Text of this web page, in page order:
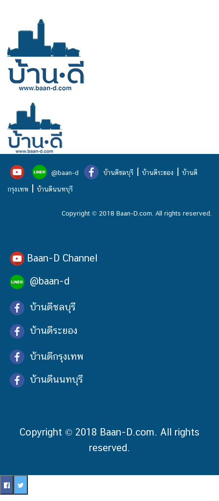
@baan-d บ้านดีชลบุรี | บ้านดีระยอง | บ้านดี
กรุงเทพ | บ้านดีนนทบุรี
Copyright © 2018 Baan-D.com. All rights reserved.
Baan-D Channel
@baan-d
บ้านดีชลบุรี
บ้านดีระยอง
บ้านดีกรุงเทพ
บ้านดีนนทบุรี
Copyright © 2018 Baan-D.com. All rights
reserved.